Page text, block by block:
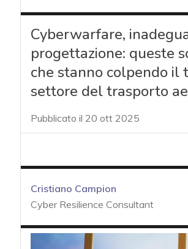
Cyberwarfare,
progettazione: queste
che stanno colpendo il
settore del trasporto
Pubblicato il 20 ott 2025
Cristiano Campion
Cyber Resilience Consultant